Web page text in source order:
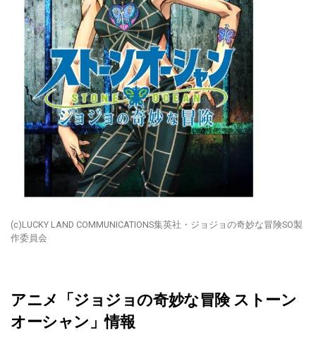
(c)LUCKY LAND COMMUNICATIONS集英社・ジョジョの奇妙な冒険SO製
作委員会
アニメ「ジョジョの奇妙な冒険 ストーン
オーシャン」情報